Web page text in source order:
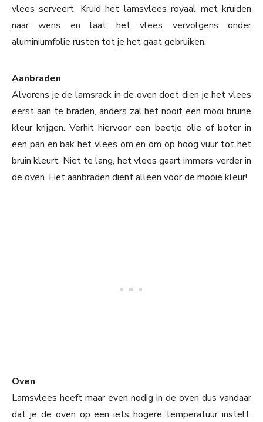
vlees serveert. Kruid het lamsvlees royaal met kruiden
naar wens en laat het vlees vervolgens onder
aluminiumfolie rusten tot je het gaat gebruiken.
Aanbraden
Alvorens je de lamsrack in de oven doet dien je het vlees
eerst aan te braden, anders zal het nooit een mooi bruine
kleur krijgen. Verhit hiervoor een beetje olie of boter in
een pan en bak het vlees om en om op hoog vuur tot het
bruin kleurt. Niet te lang, het vlees gaart immers verder in
de oven. Het aanbraden dient alleen voor de mooie kleur!
Oven
Lamsvlees heeft maar even nodig in de oven dus vandaar
dat je de oven op een iets hogere temperatuur instelt.